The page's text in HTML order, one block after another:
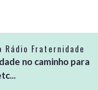
Rádio Fraternidade
no caminho para